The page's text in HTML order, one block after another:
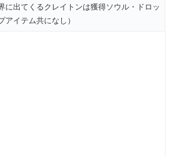
に出てくるクレイトンは獲得ソウル・ドロッ
アイテム共になし）